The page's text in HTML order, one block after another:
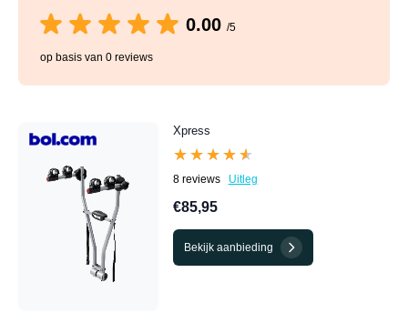
0.00 /5
op basis van 0 reviews
Xpress
★★★★★
★★★★★
8 reviews Uitleg
€85,95
Bekijk aanbieding